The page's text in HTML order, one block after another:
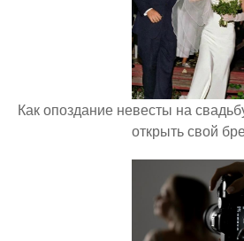
Как опоздание невесты на
открыть свой